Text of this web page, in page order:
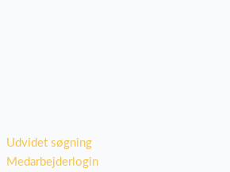
Udvidet søgning
Medarbejderlogin